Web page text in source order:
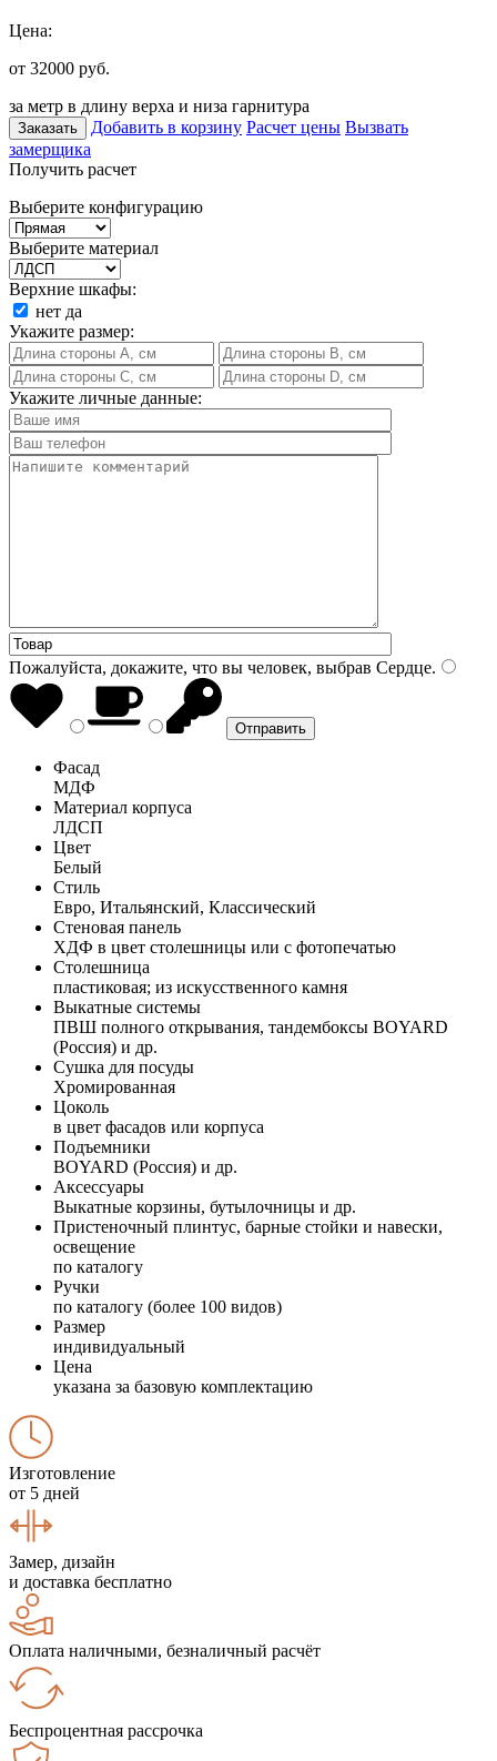
Цена:
от 32000 руб.
за метр в длину верха и низа гарнитура
Заказать Добавить в корзину Расчет цены Вызвать
замерщика
Получить расчет
Выберите конфигурацию
Выберите материал
Верхние шкафы:
нет да
Укажите размер:
Укажите личные данные:
Пожалуйста, докажите, что вы человек, выбрав Сердце.
Фасад
МДФ
Материал корпуса
ЛДСП
Цвет
Белый
Стиль
Евро, Итальянский, Классический
Стеновая панель
ХДФ в цвет столешницы или с фотопечатью
Столешница
пластиковая; из искусственного камня
Выкатные системы
ПВШ полного открывания, тандембоксы BOYARD
(Россия) и др.
Сушка для посуды
Хромированная
Цоколь
в цвет фасадов или корпуса
Подъемники
BOYARD (Россия) и др.
Аксессуары
Выкатные корзины, бутылочницы и др.
Пристеночный плинтус, барные стойки и навески,
освещение
по каталогу
Ручки
по каталогу (более 100 видов)
Размер
индивидуальный
Цена
указана за базовую комплектацию
Изготовление
от 5 дней
Замер, дизайн
и доставка бесплатно
Оплата наличными, безналичный расчёт
Беспроцентная рассрочка